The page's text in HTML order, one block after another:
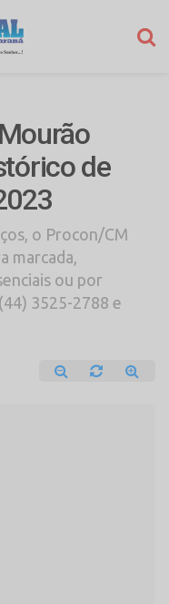
de
o Procon/CM
marcada,
ou por
3525-2788 e